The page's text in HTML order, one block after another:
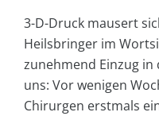
3-D-Druck mausert
Heilsbringer im
zunehmend Einzug
uns: Vor wenigen
Chirurgen erstmals